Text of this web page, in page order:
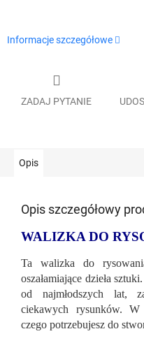
Informacje szczegółowe
ZADAJ PYTANIE
Opis
Opis szczegółowy
WALIZKA DO
Ta walizka do
oszałamiające dzieła
od najmłodszych lat,
ciekawych rysunków.
czego potrzebujesz do